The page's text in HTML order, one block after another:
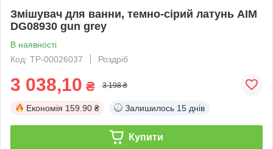
Змішувач для ванни, темно-сірий латунь AIM
DG08930 gun grey
В наявності
Код: ТР-00026037
Роздріб
3 038,10 ₴ 3 198 ₴
Економія 159.90 ₴ Залишилось 15 днів
Купити